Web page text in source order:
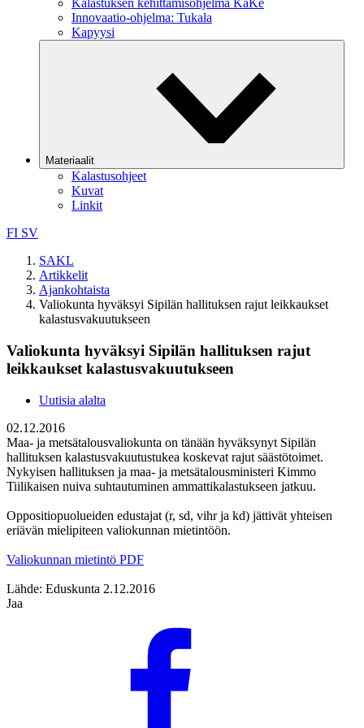
Kalastuksen kehittämisohjelma KaKe
Innovaatio-ohjelma: Tukala
Kapyysi
Materiaalit
Kalastusohjeet
Kuvat
Linkit
FI SV
SAKL
Artikkelit
Ajankohtaista
Valiokunta hyväksyi Sipilän hallituksen rajut leikkaukset
kalastusvakuutukseen
Valiokunta hyväksyi Sipilän hallituksen rajut
leikkaukset kalastusvakuutukseen
Uutisia alalta
02.12.2016
Maa- ja metsätalousvaliokunta on tänään hyväksynyt Sipilän
hallituksen kalastusvakuutustukea koskevat rajut säästötoimet.
Nykyisen hallituksen ja maa- ja metsätalousministeri Kimmo
Tiilikaisen nuiva suhtautuminen ammattikalastukseen jatkuu.
Oppositiopuolueiden edustajat (r, sd, vihr ja kd) jättivät yhteisen
eriävän mielipiteen valiokunnan mietintöön.
Valiokunnan mietintö PDF
Lähde: Eduskunta 2.12.2016
Jaa